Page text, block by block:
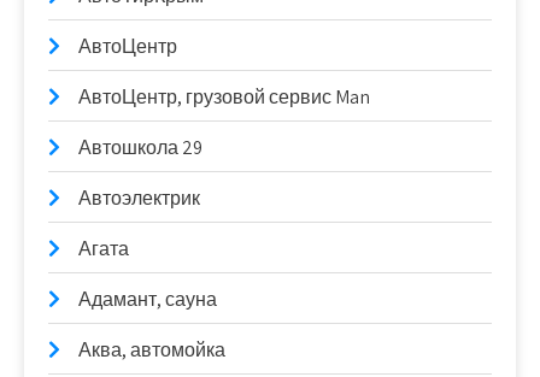
АвтоЦентр
АвтоЦентр, грузовой сервис Man
Автошкола 29
Автоэлектрик
Агата
Адамант, сауна
Аква, автомойка